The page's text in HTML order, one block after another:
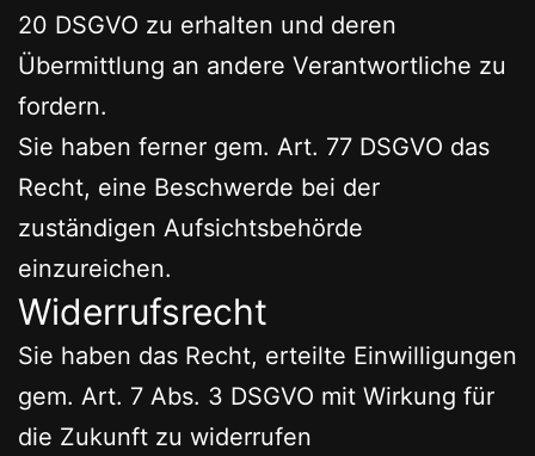
20 DSGVO zu erhalten und deren
Übermittlung an andere Verantwortliche zu
fordern.
Sie haben ferner gem. Art. 77 DSGVO das
Recht, eine Beschwerde bei der
zuständigen Aufsichtsbehörde
einzureichen.
Widerrufsrecht
Sie haben das Recht, erteilte Einwilligungen
gem. Art. 7 Abs. 3 DSGVO mit Wirkung für
die Zukunft zu widerrufen